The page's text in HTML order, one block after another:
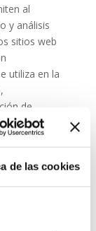
de las cookies
al
y análisis
sitios web
utiliza en la
de
sitios,
la